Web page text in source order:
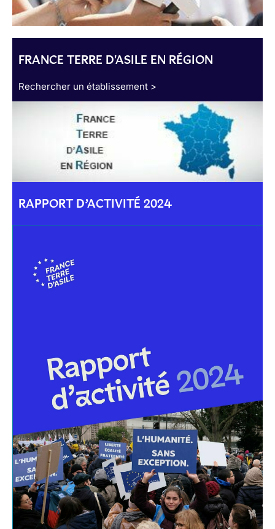
FRANCE TERRE D'ASILE EN RÉGION
Rechercher un établissement >
RAPPORT D’ACTIVITÉ 2024